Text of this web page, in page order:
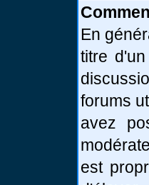
En
titre
forums
avez
est